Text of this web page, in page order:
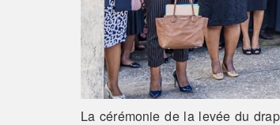
La cérémonie de la levée du